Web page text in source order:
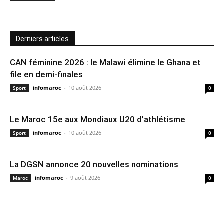
Derniers articles
CAN féminine 2026 : le Malawi élimine le Ghana et
file en demi-finales
Sport infomaroc - 10 août 2026 0
Le Maroc 15e aux Mondiaux U20 d’athlétisme
Sport infomaroc - 10 août 2026 0
La DGSN annonce 20 nouvelles nominations
Maroc infomaroc - 9 août 2026 0